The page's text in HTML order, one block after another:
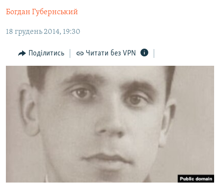
основної
Перейти
пошуку
БЛОГИ
ПОГЛЯД
ІНТЕРВ'Ю
ВСЕ ЗА ДЕНЬ
СПЕЦПРОЕКТИ
ДЕПОРТАЦІЯ
УКРАЇНСЬКА ПРОБЛЕМА КРИМУ
ЯК ОБІЙТИ БЛОКУВАННЯ
Русский
Богдан Губернський
18 грудень 2014, 19:30
Поділитись Читати без VPN